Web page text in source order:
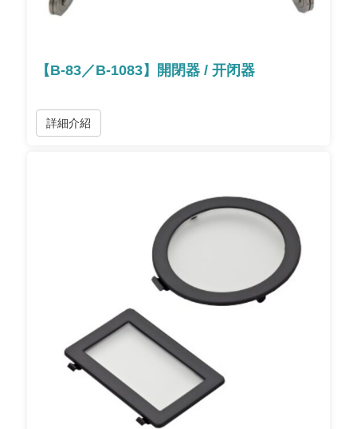
【B-83／B-1083】開閉器 / 开闭器
詳細介紹